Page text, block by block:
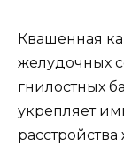
Квашенная
желудочных
гнилостных
укрепляет